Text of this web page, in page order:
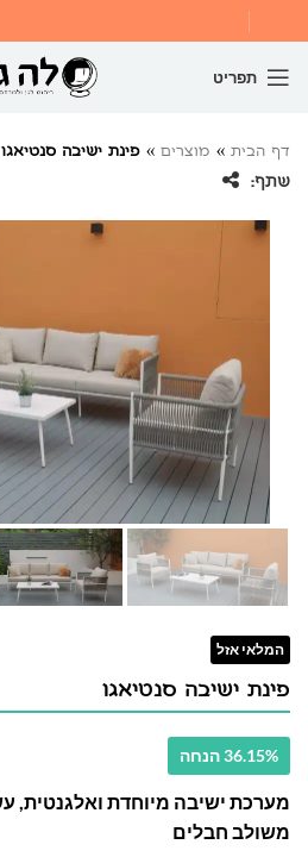
תפריט
דף הבית » מוצרים » פינת ישיבה סנטיאגו
שתף:
המלאי אזל
פינת ישיבה סנטיאגו
36.15% הנחה
משולב חבלים